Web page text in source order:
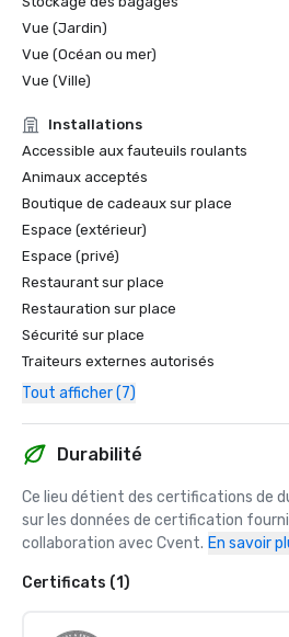
Vue (Jardin)
Vue (Océan ou mer)
Vue (Ville)
Installations
Accessible aux fauteuils roulants
Animaux acceptés
Boutique de cadeaux sur place
Espace (extérieur)
Espace (privé)
Restaurant sur place
Restauration sur place
Sécurité sur place
Traiteurs externes autorisés
Tout afficher (7)
Durabilité
Ce lieu détient des certifications de
sur les données de certification
collaboration avec Cvent. En savoir
Certificats (1)